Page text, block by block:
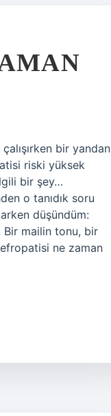
bir yandan
riski yüksek
bir şey…
o tanıdık soru
düşündüm:
Bir mailin tonu, bir
ne zaman